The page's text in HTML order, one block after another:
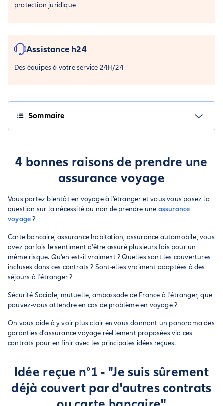
protection juridique
Assistance h24
Des équipes à votre service 24H/24
Sommaire
4 bonnes raisons de prendre une
assurance voyage
Vous partez bientôt en voyage à l'étranger et vous vous posez la
question sur la nécessité ou non de prendre une assurance
voyage?
Carte bancaire, assurance habitation, assurance automobile, vous
avez parfois le sentiment d'être assuré plusieurs fois pour un
même risque. Qu'en est-il vraiment ? Quelles sont les couvertures
incluses dans ces contrats ? Sont-elles vraiment adaptées à des
séjours à l'étranger ?
Sécurité Sociale, mutuelle, ambassade de France à l'étranger, que
pouvez-vous attendre en cas de problème en voyage ?
On vous aide à y voir plus clair en vous donnant un panorama des
garanties d'assurance voyage réellement proposées via ces
contrats pour en finir avec les principales idées reçues.
Idée reçue n°1 - "Je suis sûrement
déjà couvert par d'autres contrats